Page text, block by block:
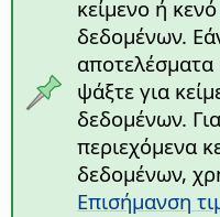
κείμενο ή
δεδομένων.
ψάξτε για
δεδομένων.
περιεχόμενα
δεδομένων,
Επισήμανση